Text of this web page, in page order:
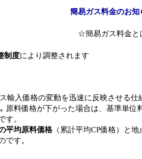
簡易ガス料金のお知
☆簡易ガス料金と
制度により調整されます
輸入価格の変動を迅速に反映させる
原料価格が下がった場合は、基準単
す。
平均原料価格 （累計平均CP価格）と
です。